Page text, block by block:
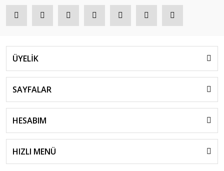
ÜYELİK
SAYFALAR
HESABIM
HIZLI MENÜ